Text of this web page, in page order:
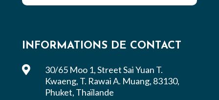
INFORMATIONS DE CONTACT

30/65 Moo 1, Street Sai Yuan T.
Kwaeng, T. Rawai A. Muang, 83130,
Phuket, Thaïlande